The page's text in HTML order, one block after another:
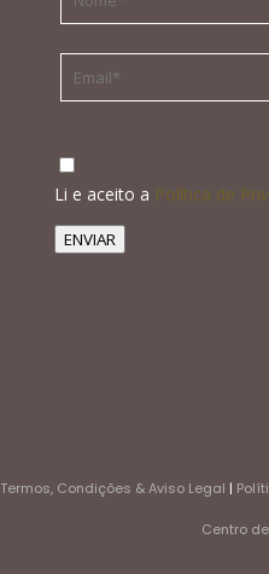
Li e aceito a Política de
ENVIAR
Termos, Condições & Aviso Legal |
Centro